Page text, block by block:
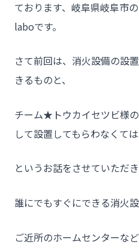
ております、岐阜県岐阜市
laboです。
さて前回は、消火設備の設
きるものと、
チーム★トウカイセツビ様
して設置してもらわなくて
というお話をさせていただき
誰にでもすぐにできる消火設
ご近所のホームセンターな